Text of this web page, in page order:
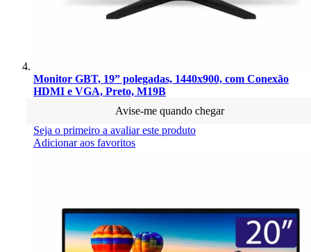
Monitor GBT, 19” polegadas, 1440x900, com Conexão
HDMI e VGA, Preto, M19B
Avise-me quando chegar
Seja o primeiro a avaliar este produto
Adicionar aos favoritos